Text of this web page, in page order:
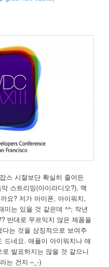
스 시절보단 확실히 줄어든
스트리밍(아이라디오?), 맥
요? 저가 아이폰, 아이워치,
미는 있을 것 같은데 ^^; 작년
반대로 무르익지 않은 제품을
는 것을 상징적으로 보여주
드네요. 애플이 아이워치나 애
발표하지는 않을 것 같으니
는 건지 –_-)